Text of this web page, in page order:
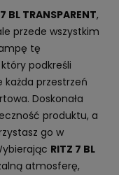
BL TRANSPARENT,
przede wszystkim
tę
podkreśli
każda przestrzeń
Doskonała
produktu, a
go w
RITZ 7 BL
atmosferę,